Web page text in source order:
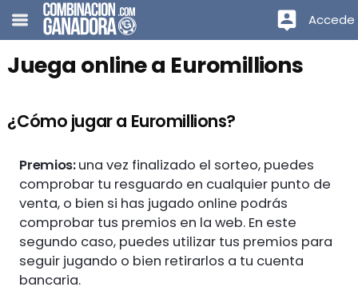
Accede
Juega online a Euromillions
¿Cómo jugar a Euromillions?
Premios:una vez finalizado el sorteo, puedes
comprobar tu resguardo en cualquier punto de
venta, o bien si has jugado online podrás
comprobar tus premios en la web. En este
segundo caso, puedes utilizar tus premios para
seguir jugando o bien retirarlos a tu cuenta
bancaria.